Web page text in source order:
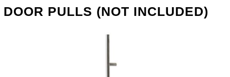
DOOR PULLS (NOT INCLUDED)